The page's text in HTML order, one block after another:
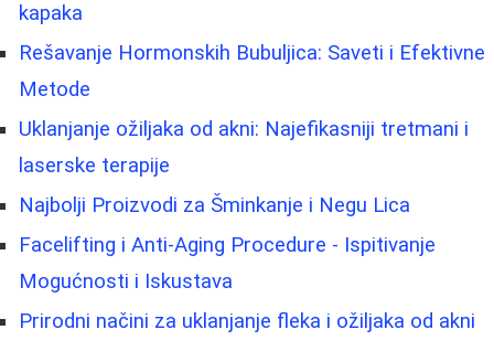
kapaka
Rešavanje Hormonskih Bubuljica: Saveti i Efektivne
Metode
Uklanjanje ožiljaka od akni: Najefikasniji tretmani i
laserske terapije
Najbolji Proizvodi za Šminkanje i Negu Lica
Facelifting i Anti-Aging Procedure - Ispitivanje
Mogućnosti i Iskustava
Prirodni načini za uklanjanje fleka i ožiljaka od akni